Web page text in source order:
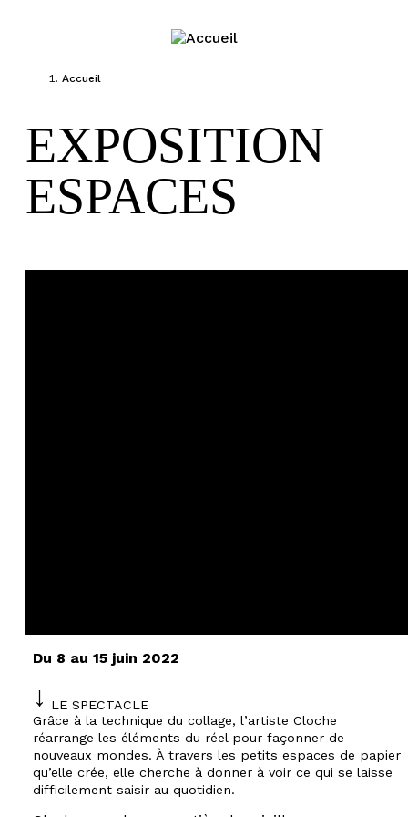
Accueil
EXPOSITION
ESPACES
Du 8 au 15 juin 2022
LE SPECTACLE
Grâce à la technique du collage, l’artiste Cloche
réarrange les éléments du réel pour façonner de
nouveaux mondes. À travers les petits espaces de papier
qu’elle crée, elle cherche à donner à voir ce qui se laisse
difficilement saisir au quotidien.